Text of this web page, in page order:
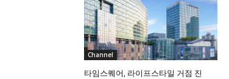
Channel
타임스퀘어, 라이프스타일 거점 진